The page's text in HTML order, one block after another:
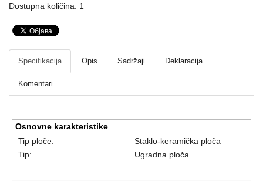
Mrežna
oprema
Gaming
Kućni
aparati
Dostupna količina: 1
Specifikacija Opis Sadržaji Deklaracija
Komentari
Osnovne karakteristike
Tip ploče:
Staklo-keramička ploča
Tip:
Ugradna ploča